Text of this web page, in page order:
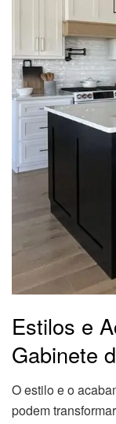
Estilos e
Gabinete
O estilo e o
podem